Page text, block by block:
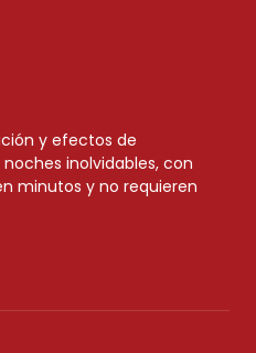
y efectos de
inolvidables, con
minutos y no requieren